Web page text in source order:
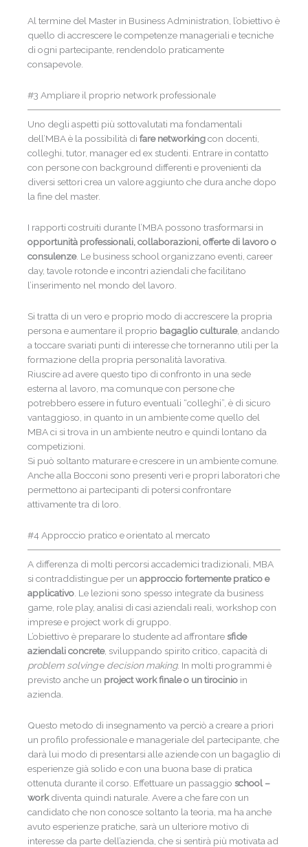
Al termine del Master in Business Administration, l’obiettivo è
quello di accrescere le competenze manageriali e tecniche
di ogni partecipante, rendendolo praticamente
consapevole.
#3 Ampliare il proprio network professionale
Uno degli aspetti più sottovalutati ma fondamentali
dell’MBA è la possibilità di fare networkingcon docenti,
colleghi, tutor, manager ed ex studenti. Entrare in contatto
con persone con background differenti e provenienti da
diversi settori crea un valore aggiunto che dura anche dopo
la fine del master.
I rapporti costruiti durante l’MBA possono trasformarsi in
opportunità professionali, collaborazioni, offerte di lavoro o
consulenze. Le business school organizzano eventi, career
day, tavole rotonde e incontri aziendali che facilitano
l’inserimento nel mondo del lavoro.
Si tratta di un vero e proprio modo di accrescere la propria
persona e aumentare il proprio bagaglio culturale, andando
a toccare svariati punti di interesse che torneranno utili per la
formazione della propria personalità lavorativa.
Riuscire ad avere questo tipo di confronto in una sede
esterna al lavoro, ma comunque con persone che
potrebbero essere in futuro eventuali “colleghi”, è di sicuro
vantaggioso, in quanto in un ambiente come quello del
MBA ci si trova in un ambiente neutro e quindi lontano da
competizioni.
Si può soltanto maturare e crescere in un ambiente comune.
Anche alla Bocconi sono presenti veri e propri laboratori che
permettono ai partecipanti di potersi confrontare
attivamente tra di loro.
#4 Approccio pratico e orientato al mercato
A differenza di molti percorsi accademici tradizionali, MBA
si contraddistingue per un approccio fortemente pratico e
applicativo . Le lezioni sono spesso integrate da business
game, role play, analisi di casi aziendali reali, workshop con
imprese e project work di gruppo.
L’obiettivo è preparare lo studente ad affrontaresfide
aziendali concrete, sviluppando spirito critico, capacità di
problem solvinge decision making. In molti programmi è
previsto anche un project work finale o un tirocinio in
azienda.
Questo metodo di insegnamento va perciò a creare a priori
un profilo professionale e manageriale del partecipante, che
darà lui modo di presentarsi alle aziende con un bagaglio di
esperienze già solido e con una buona base di pratica
ottenuta durante il corso. Effettuare un passaggio school –
workdiventa quindi naturale. Avere a che fare con un
candidato che non conosce soltanto la teoria, ma ha anche
avuto esperienze pratiche, sarà un ulteriore motivo di
interesse da parte dell’azienda, che si sentirà più motivata ad